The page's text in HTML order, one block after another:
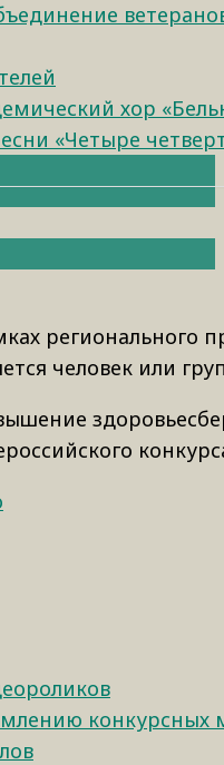
хор
«Четыре
регионального
человек или
конкурсных